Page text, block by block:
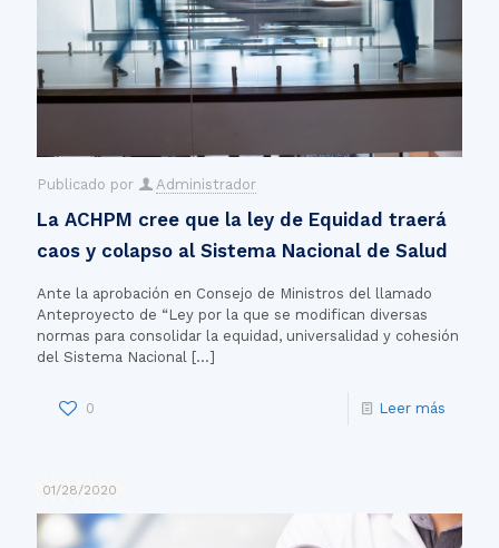
Publicado por Administrador
La ACHPM cree que la ley de Equidad traerá
caos y colapso al Sistema Nacional de Salud
Ante la aprobación en Consejo de Ministros del llamado
Anteproyecto de “Ley por la que se modifican diversas
normas para consolidar la equidad, universalidad y cohesión
del Sistema Nacional […]
0 Leer más
01/28/2020